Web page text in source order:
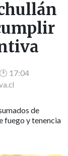
17:04
de
fuego y tenencia